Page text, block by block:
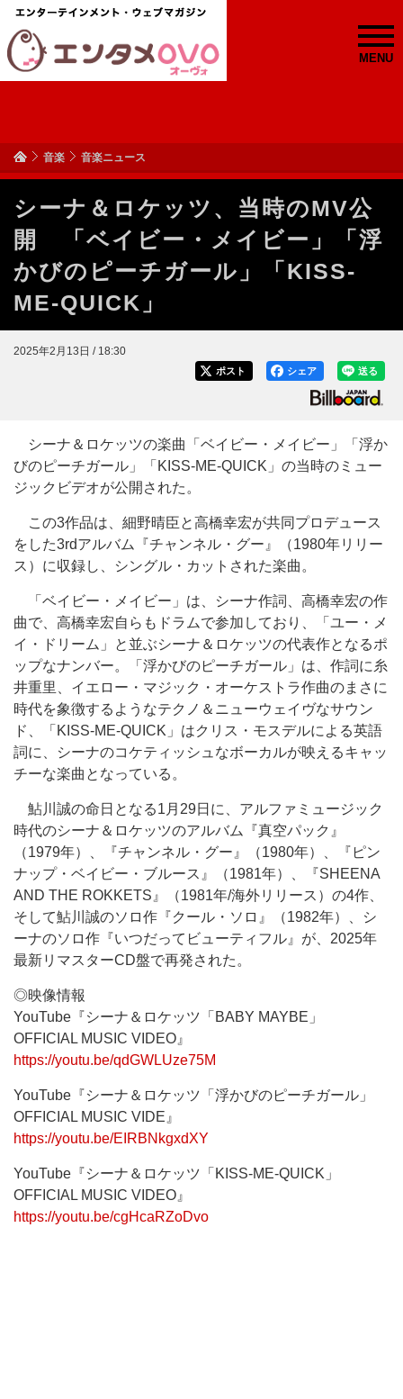
MENU
音楽 音楽ニュース
シーナ＆ロケッツ、当時のMV公
開 「ベイビー・メイビー」「浮
かびのピーチガール」「KISS-
ME-QUICK」
2025年2月13日 / 18:30
送る
シェア
ポスト
シーナ＆ロケッツの楽曲「ベイビー・メイビー」「浮か
びのピーチガール」「KISS-ME-QUICK」の当時のミュー
ジックビデオが公開された。
この3作品は、細野晴臣と高橋幸宏が共同プロデュース
をした3rdアルバム『チャンネル・グー』（1980年リリー
ス）に収録し、シングル・カットされた楽曲。
「ベイビー・メイビー」は、シーナ作詞、高橋幸宏の作
曲で、高橋幸宏自らもドラムで参加しており、「ユー・メ
イ・ドリーム」と並ぶシーナ＆ロケッツの代表作となるポ
ップなナンバー。「浮かびのピーチガール」は、作詞に糸
井重里、イエロー・マジック・オーケストラ作曲のまさに
時代を象徴するようなテクノ＆ニューウェイヴなサウン
ド、「KISS-ME-QUICK」はクリス・モスデルによる英語
詞に、シーナのコケティッシュなボーカルが映えるキャッ
チーな楽曲となっている。
鮎川誠の命日となる1月29日に、アルファミュージック
時代のシーナ＆ロケッツのアルバム『真空パック』
（1979年）、『チャンネル・グー』（1980年）、『ピン
ナップ・ベイビー・ブルース』（1981年）、『SHEENA
AND THE ROKKETS』（1981年/海外リリース）の4作、
そして鮎川誠のソロ作『クール・ソロ』（1982年）、シ
ーナのソロ作『いつだってビューティフル』が、2025年
最新リマスターCD盤で再発された。
◎映像情報
YouTube『シーナ＆ロケッツ「BABY MAYBE」
OFFICIAL MUSIC VIDEO』
https://youtu.be/qdGWLUze75M
YouTube『シーナ＆ロケッツ「浮かびのピーチガール」
OFFICIAL MUSIC VIDE』
https://youtu.be/EIRBNkgxdXY
YouTube『シーナ＆ロケッツ「KISS-ME-QUICK」
OFFICIAL MUSIC VIDEO』
https://youtu.be/cgHcaRZoDvo